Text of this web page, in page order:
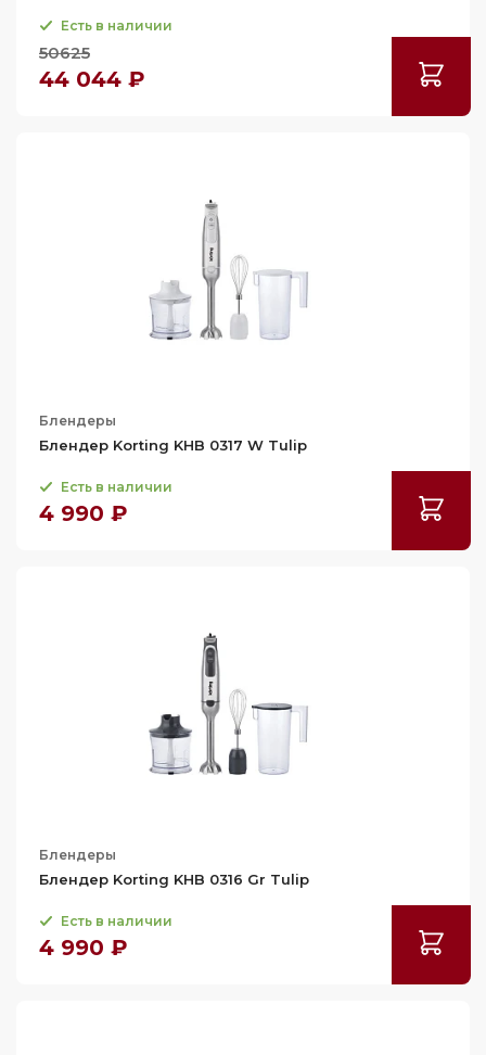
Есть в наличии
50625
44 044 ₽
Блендеры
Блендер Korting KHB 0317 W Tulip
Есть в наличии
4 990 ₽
Блендеры
Блендер Korting KHB 0316 Gr Tulip
Есть в наличии
4 990 ₽